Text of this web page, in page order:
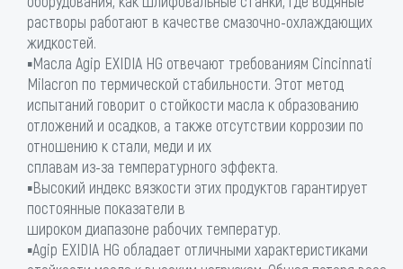
растворы работают в качестве смазочно-охлаждающих
жидкостей.
▪Масла Agip EXIDIA HG отвечают требованиям Cincinnati
Milacron по термической стабильности. Этот метод
испытаний говорит о стойкости масла к образованию
отложений и осадков, а также отсутствии коррозии по
отношению к стали, меди и их
сплавам из-за температурного эффекта.
▪Высокий индекс вязкости этих продуктов гарантирует
постоянные показатели в
широком диапазоне рабочих температур.
▪Agip EXIDIA HG обладает отличными характеристиками